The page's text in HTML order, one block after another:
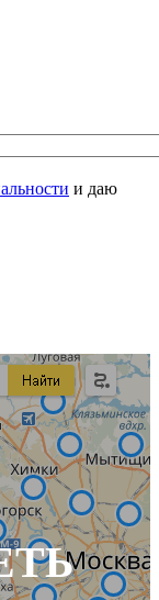
и даю